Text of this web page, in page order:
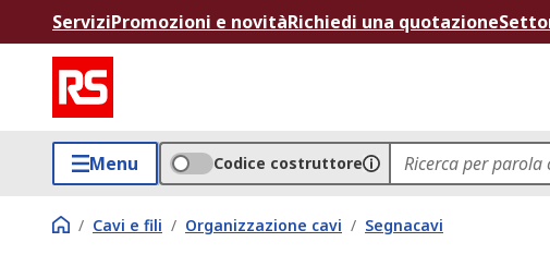
ServiziPromozioni e novitàRichiedi una quotazione
Menu Codice costruttore
/ Cavi e fili / Organizzazione cavi / Segnacavi